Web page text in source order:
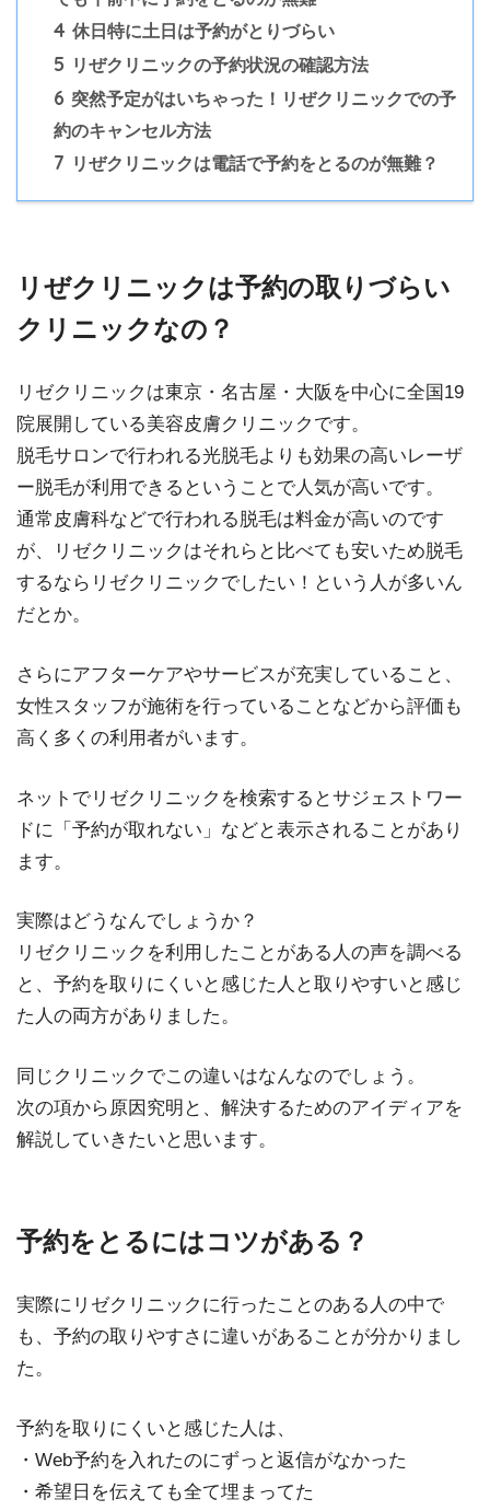
4 休日特に土日は予約がとりづらい
5 リぜクリニックの予約状況の確認方法
6 突然予定がはいちゃった！リぜクリニックでの予
約のキャンセル方法
7 リぜクリニックは電話で予約をとるのが無難？
リぜクリニックは予約の取りづらい
クリニックなの？
リゼクリニックは東京・名古屋・大阪を中心に全国19
院展開している美容皮膚クリニックです。
脱毛サロンで行われる光脱毛よりも効果の高いレーザ
ー脱毛が利用できるということで人気が高いです。
通常皮膚科などで行われる脱毛は料金が高いのです
が、リゼクリニックはそれらと比べても安いため脱毛
するならリゼクリニックでしたい！という人が多いん
だとか。
さらにアフターケアやサービスが充実していること、
女性スタッフが施術を行っていることなどから評価も
高く多くの利用者がいます。
ネットでリゼクリニックを検索するとサジェストワー
ドに「予約が取れない」などと表示されることがあり
ます。
実際はどうなんでしょうか？
リゼクリニックを利用したことがある人の声を調べる
と、予約を取りにくいと感じた人と取りやすいと感じ
た人の両方がありました。
同じクリニックでこの違いはなんなのでしょう。
次の項から原因究明と、解決するためのアイディアを
解説していきたいと思います。
予約をとるにはコツがある？
実際にリゼクリニックに行ったことのある人の中で
も、予約の取りやすさに違いがあることが分かりまし
た。
予約を取りにくいと感じた人は、
・Web予約を入れたのにずっと返信がなかった
・希望日を伝えても全て埋まってた